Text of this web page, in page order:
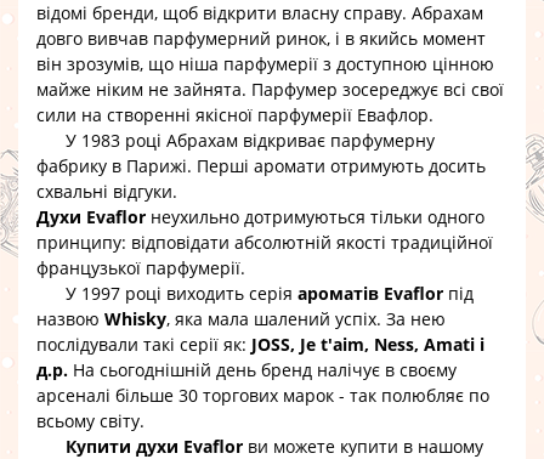
відомі бренди, щоб відкрити власну справу. Абрахам
довго вивчав парфумерний ринок, і в якийсь момент
він зрозумів, що ніша парфумерії з доступною цінною
майже ніким не зайнята. Парфумер зосереджує всі свої
сили на створенні якісної парфумерії Евафлор.
У 1983 році Абрахам відкриває парфумерну
фабрику в Парижі. Перші аромати отримують досить
схвальні відгуки.
Духи Evaflor неухильно дотримуються тільки одного
принципу: відповідати абсолютній якості традиційної
французької парфумерії.
У 1997 році виходить серія ароматів Evaflor під
назвою Whisky, яка мала шалений успіх. За нею
послідували такі серії як: JOSS, Je t'aim, Ness, Amati і
д.р. На сьогоднішній день бренд налічує в своєму
арсеналі більше 30 торгових марок - так полюбляє по
всьому світу.
Купити духи Evaflor ви можете купити в нашому